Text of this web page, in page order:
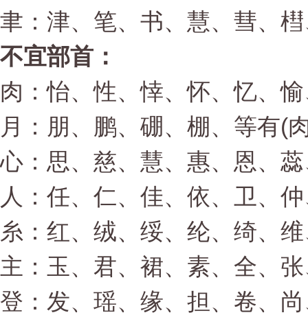
聿：津、笔、书、慧、彗、
不宜部首：
肉：怡、性、悻、怀、忆、
月：朋、鹏、硼、棚、等有(
心：思、慈、慧、惠、恩、
人：任、仁、佳、依、卫、
糸：红、绒、绥、纶、绮、
主：玉、君、裙、素、全、
登：发、瑶、缘、担、卷、